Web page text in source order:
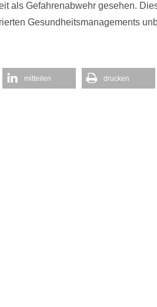
als Gefahrenabwehr gesehen.
Gesundheitsmanagements
mitteilen drucken